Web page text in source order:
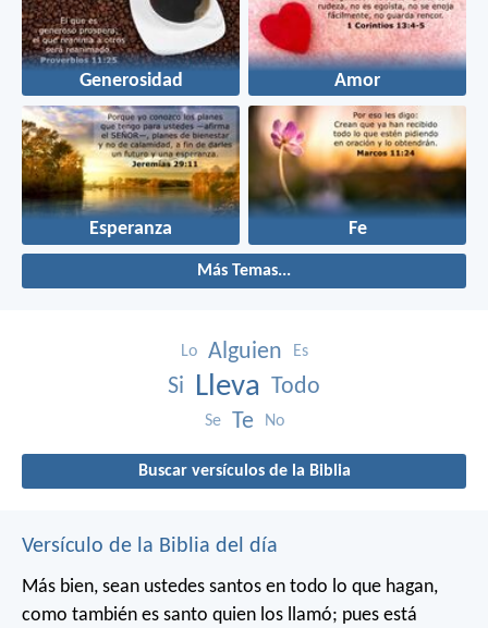
Generosidad Amor
Esperanza Fe
Más Temas...
Lo Alguien Es
Si Lleva Todo
Se Te No
Buscar versículos de la Biblia
Versículo de la Biblia del día
Más bien, sean ustedes santos en todo lo que hagan,
como también es santo quien los llamó; pues está